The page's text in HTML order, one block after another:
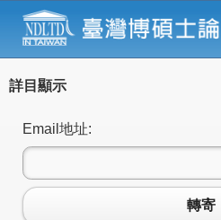
詳目顯示
Email地址:
轉寄